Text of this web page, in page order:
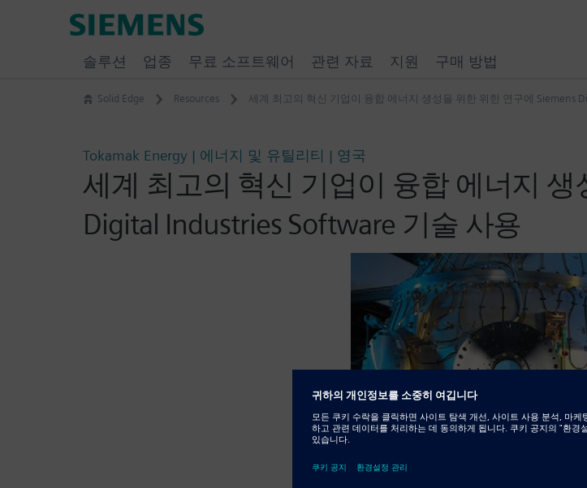
Solid Edge Resources 세계 최고의 혁신 기업이 융합 에너지 생성을 위한 위한 연구에 Siemens
Tokamak Energy | 에너지 및 유틸리티 | 영국
세계 최고의 혁신 기업이 융합 에너지 생
Digital Industries Software 기술 사용
솔루션 업종 무료 소프트웨어 관련 자료 지원 구매 방법